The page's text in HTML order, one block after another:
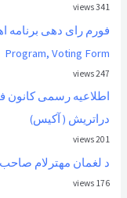
341 views
Program, Voting Form
247 views
اطلاعیه رسمی کانون
دراتریش ( آکیس)
201 views
د لغمان مهترلام صاحب
176 views